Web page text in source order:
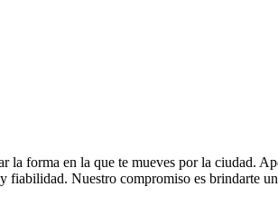
la forma en la que te mueves por la ciudad.
fiabilidad. Nuestro compromiso es brindarte